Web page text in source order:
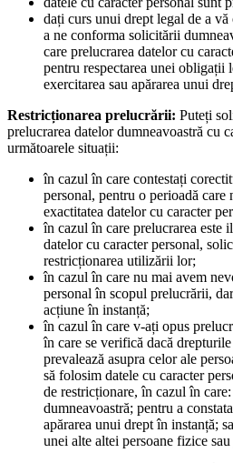
dați curs unui drept legal de a
a ne conforma solicitării
care prelucrarea datelor cu
pentru respectarea unei obligații
exercitarea sau apărarea unui
Restricționarea prelucrării: Puteți
prelucrarea datelor dumneavoastră cu
următoarele situații:
în cazul în care contestați
personal, pentru o perioadă care
exactitatea datelor cu caracter
în cazul în care prelucrarea este
datelor cu caracter personal,
restricționarea utilizării lor;
în cazul în care nu mai avem
personal în scopul prelucrării,
acțiune în instanță;
în cazul în care v-ați opus
în care se verifică dacă
prevalează asupra celor ale
să folosim datele cu caracter
de restricționare, în cazul în
dumneavoastră; pentru a
apărarea unui drept în instanță;
unei alte altei persoane fizice